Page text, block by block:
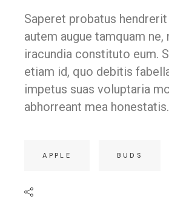
Saperet probatus hendrerit
autem augue tamquam ne,
iracundia constituto eum.
etiam id, quo debitis
impetus suas voluptaria
abhorreant mea honestatis.
APPLE BUDS